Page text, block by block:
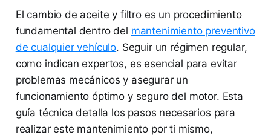
El cambio de aceite y filtro es un procedimiento
fundamental dentro del mantenimiento preventivo
de cualquier vehículo. Seguir un régimen regular,
como indican expertos, es esencial para evitar
problemas mecánicos y asegurar un
funcionamiento óptimo y seguro del motor. Esta
guía técnica detalla los pasos necesarios para
realizar este mantenimiento por ti mismo,